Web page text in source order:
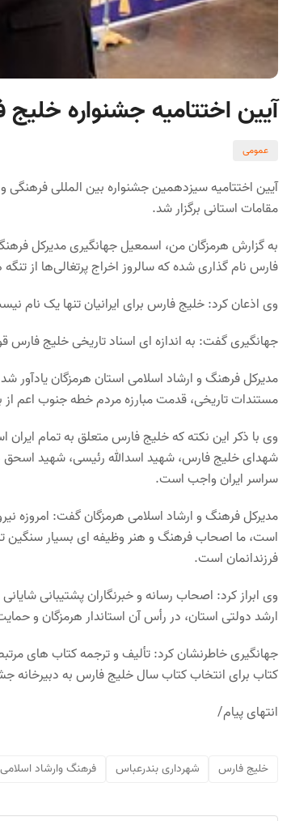
آیین اختتامیه جشنواره
عمومی
آیین اختتامیه سیزدهمین جشنواره بین المللی
مقامات استانی برگزار شد.
فارس نام گذاری شده که سالروز اخراج پرتغالی‌ها از
وی اذعان کرد: خلیج فارس برای ایرانیان تنها یک
جهانگیری گفت: به اندازه ای اسناد تاریخی خلیج
مدیرکل فرهنگ و ارشاد اسلامی استان هرمزگان یادآور
مستندات تاریخی، قدمت مبارزه مردم خطه جنوب اعم از بوشهر و
وی با ذکر این نکته که خلیج فارس متعلق به تمام
شهدای خلیج فارس، شهید اسدالله رئیسی، شهید اسحق
سراسر ایران واجب است.
مدیرکل فرهنگ و ارشاد اسلامی هرمزگان گفت: امروزه
است، ما اصحاب فرهنگ و هنر وظیفه ای بسیار سنگین
فرزندانمان است.
وی ابراز کرد: اصحاب رسانه و خبرنگاران پشتیبانی
ارشد دولتی استان، در رأس آن استاندار هرمزگان و
جهانگیری خاطرنشان کرد: تألیف و ترجمه کتاب های
کتاب برای انتخاب کتاب سال خلیج فارس به دبیرخانه
انتهای پیام/
خلیج فارس شهرداری بندرعباس فرهنگ وارشاد اسلامی